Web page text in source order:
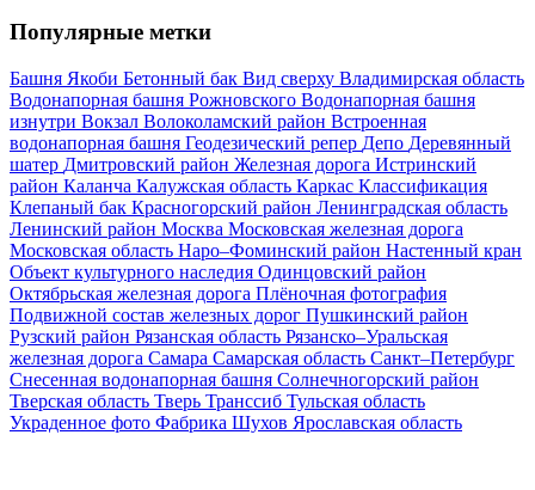
Популярные метки
Башня Якоби Бетонный бак Вид сверху Владимирская область
Водонапорная башня Рожновского Водонапорная башня
изнутри Вокзал Волоколамский район Встроенная
водонапорная башня Геодезический репер Депо Деревянный
шатер Дмитровский район Железная дорога Истринский
район Каланча Калужская область Каркас Классификация
Клепаный бак Красногорский район Ленинградская область
Ленинский район Москва Московская железная дорога
Московская область Наро–Фоминский район Настенный кран
Объект культурного наследия Одинцовский район
Октябрьская железная дорога Плёночная фотография
Подвижной состав железных дорог Пушкинский район
Рузский район Рязанская область Рязанско–Уральская
железная дорога Самара Самарская область Санкт–Петербург
Снесенная водонапорная башня Солнечногорский район
Тверская область Тверь Транссиб Тульская область
Украденное фото Фабрика Шухов Ярославская область